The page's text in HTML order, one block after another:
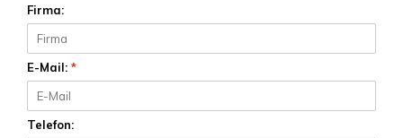
Firma:
E-Mail: *
Telefon: